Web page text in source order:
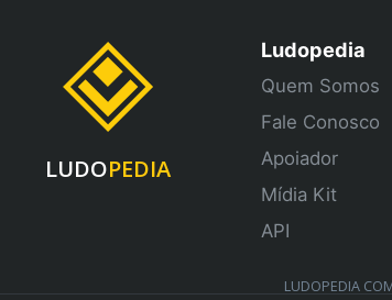
LUDOPEDIA
Ludopedia
Quem Somos
Fale Conosco
Apoiador
Mídia Kit
API
LUDOPEDIA